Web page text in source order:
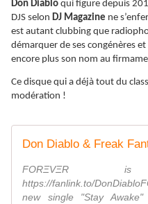
Don Diablo qui figure depuis
DJS selon DJ Magazine ne
est autant clubbing que
démarquer de ses congénères et
encore plus son nom au
Ce disque qui a déjà tout du
modération !
FORΞVΞR
https://fanlink.to/
new single "Stay